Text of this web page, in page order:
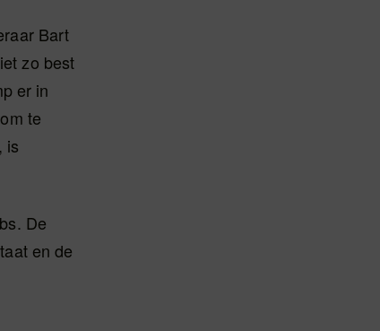
Bart
zo best
er in
te
is
De
en de